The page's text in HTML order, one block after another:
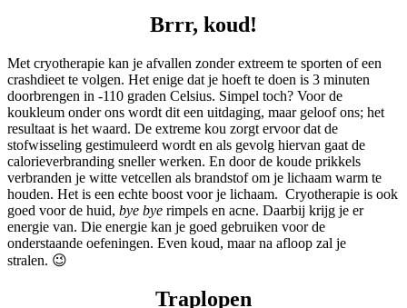
Brrr, koud!
Met cryotherapie kan je afvallen zonder extreem te sporten of een
crashdieet te volgen. Het enige dat je hoeft te doen is 3 minuten
doorbrengen in -110 graden Celsius. Simpel toch? Voor de
koukleum onder ons wordt dit een uitdaging, maar geloof ons; het
resultaat is het waard. De extreme kou zorgt ervoor dat de
stofwisseling gestimuleerd wordt en als gevolg hiervan gaat de
calorieverbranding sneller werken. En door de koude prikkels
verbranden je witte vetcellen als brandstof om je lichaam warm te
houden. Het is een echte boost voor je lichaam. Cryotherapie is ook
goed voor de huid, bye bye rimpels en acne. Daarbij krijg je er
energie van. Die energie kan je goed gebruiken voor de
onderstaande oefeningen. Even koud, maar na afloop zal je
stralen. 😉
Traplopen